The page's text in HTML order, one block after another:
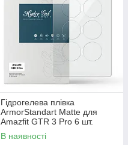
Гідрогелева плівка
ArmorStandart Matte для
Amazfit GTR 3 Pro 6 шт.
(ARM91962)
В наявності